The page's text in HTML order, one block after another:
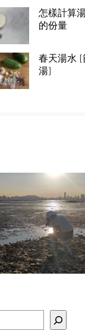
怎樣計算
的份量
春天湯水
湯]